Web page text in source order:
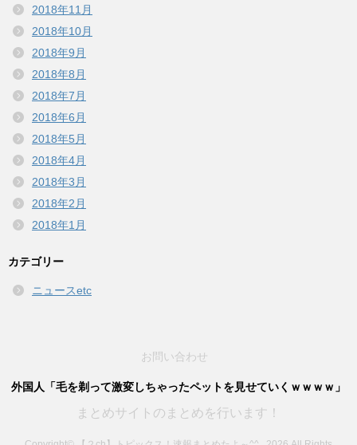
2018年11月
2018年10月
2018年9月
2018年8月
2018年7月
2018年6月
2018年5月
2018年4月
2018年3月
2018年2月
2018年1月
カテゴリー
ニュースetc
お問い合わせ
外国人「毛を剃って激変しちゃったペットを見せていくｗｗｗｗ」
まとめサイトのまとめを行います！